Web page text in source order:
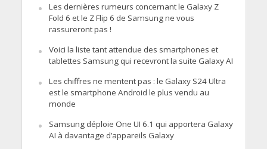
Les dernières rumeurs concernant le Galaxy Z
Fold 6 et le Z Flip 6 de Samsung ne vous
rassureront pas !
Voici la liste tant attendue des smartphones et
tablettes Samsung qui recevront la suite Galaxy AI
Les chiffres ne mentent pas : le Galaxy S24 Ultra
est le smartphone Android le plus vendu au
monde
Samsung déploie One UI 6.1 qui apportera Galaxy
AI à davantage d’appareils Galaxy